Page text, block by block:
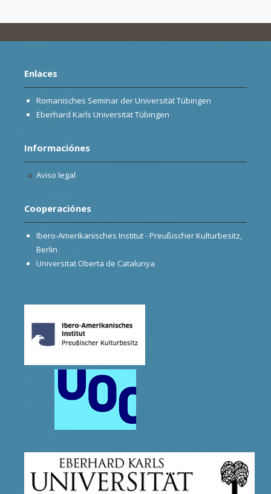
Enlaces
Romanisches Seminar der Universität Tübingen
Eberhard Karls Universität Tübingen
Informaciónes
Aviso legal
Cooperaciónes
Ibero-Amerikanisches Institut - Preußischer Kulturbesitz,
Berlin
Universitat Oberta de Catalunya